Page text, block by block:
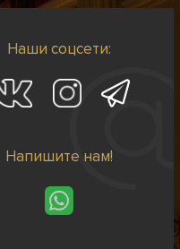
Наши соцсети:
Напишите нам!